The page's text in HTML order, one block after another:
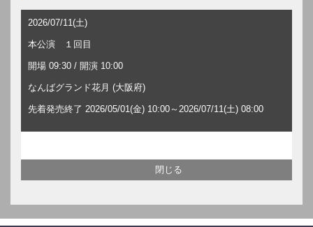
2026/07/11(土)
本公演 １回目
開場 09:30 / 開演 10:00
なんばグランド花月 (大阪府)
先着発売終了 2026/05/01(金) 10:00～2026/07/11(土) 08:00